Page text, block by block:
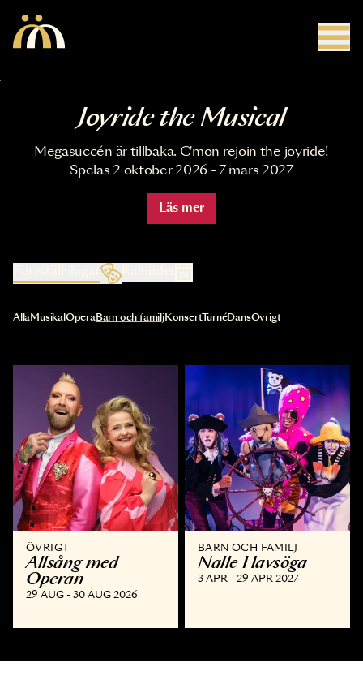
Joyride the Musical
Megasuccén är tillbaka. C'mon rejoin the joyride!
Spelas 2 oktober 2026 - 7 mars 2027
Läs mer
Kalender
Val av kategori uppdaterar innehållet automatiskt
AllaMusikal OperaBarn och familjKonsertTurnéDansÖvrigt
ÖVRIGT
Allsång med
Operan
29 AUG - 30 AUG 2026
BARN OCH FAMILJ
Nalle Havsöga
3 APR - 29 APR 2027